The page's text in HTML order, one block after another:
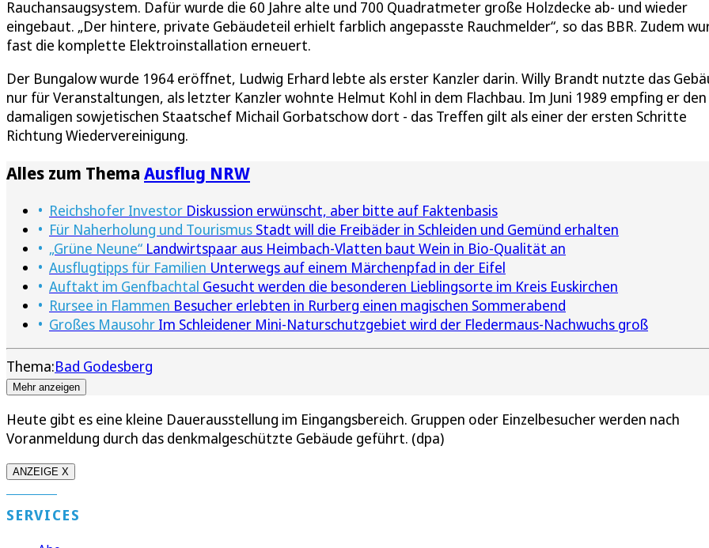
Rauchansaugsystem. Dafür wurde die 60 Jahre alte und 700 Quadratmeter große Holzdecke ab- und wieder
eingebaut. „Der hintere, private Gebäudeteil erhielt farblich angepasste Rauchmelder“, so das BBR. Zudem
fast die komplette Elektroinstallation erneuert.
Der Bungalow wurde 1964 eröffnet, Ludwig Erhard lebte als erster Kanzler darin. Willy Brandt nutzte das
nur für Veranstaltungen, als letzter Kanzler wohnte Helmut Kohl in dem Flachbau. Im Juni 1989 empfing er den
damaligen sowjetischen Staatschef Michail Gorbatschow dort - das Treffen gilt als einer der ersten Schritte
Richtung Wiedervereinigung.
Alles zum Thema Ausflug NRW
Reichshofer Investor Diskussion erwünscht, aber bitte auf Faktenbasis
Für Naherholung und Tourismus Stadt will die Freibäder in Schleiden und Gemünd erhalten
„Grüne Neune“ Landwirtspaar aus Heimbach-Vlatten baut Wein in Bio-Qualität an
Ausflugtipps für Familien Unterwegs auf einem Märchenpfad in der Eifel
Auftakt im Genfbachtal Gesucht werden die besonderen Lieblingsorte im Kreis Euskirchen
Rursee in Flammen Besucher erlebten in Rurberg einen magischen Sommerabend
Großes Mausohr Im Schleidener Mini-Naturschutzgebiet wird der Fledermaus-Nachwuchs groß
Thema:Bad Godesberg
Mehr anzeigen
Heute gibt es eine kleine Dauerausstellung im Eingangsbereich. Gruppen oder Einzelbesucher werden nach
Voranmeldung durch das denkmalgeschützte Gebäude geführt. (dpa)
ANZEIGE X
SERVICES